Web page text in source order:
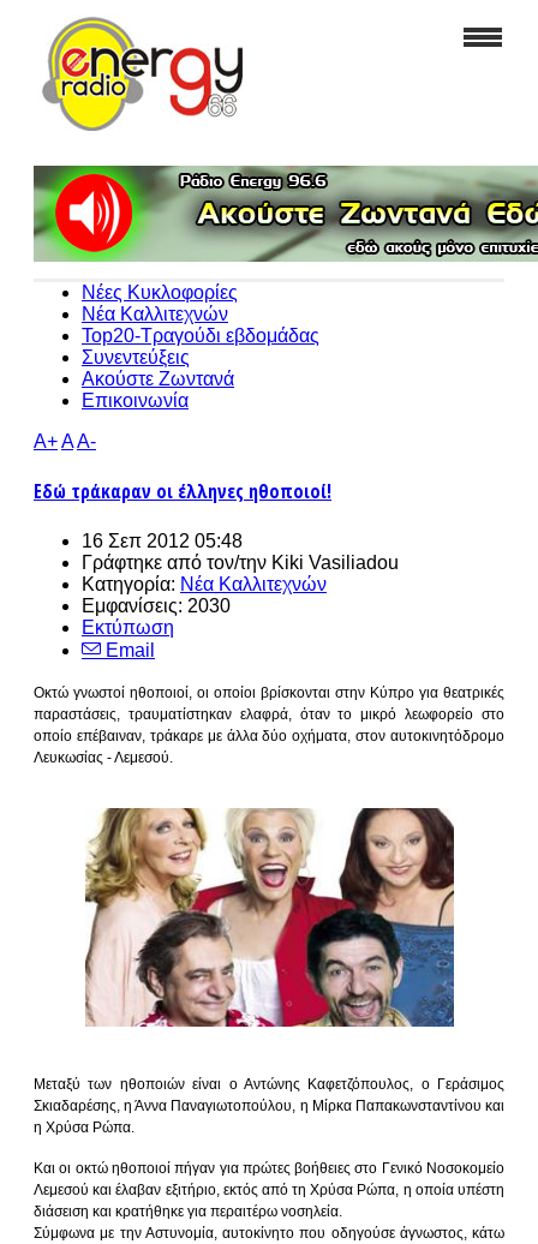
Νέες Κυκλοφορίες
Νέα Καλλιτεχνών
Top20-Τραγούδι εβδομάδας
Συνεντεύξεις
Ακούστε Ζωντανά
Επικοινωνία
A+AA-
Εδώ τράκαραν οι έλληνες ηθοποιοί!
16 Σεπ 2012 05:48
Γράφτηκε από τον/την Kiki Vasiliadou
Κατηγορία: Νέα Καλλιτεχνών
Εμφανίσεις: 2030
Εκτύπωση
Email
Οκτώ γνωστοί ηθοποιοί, οι οποίοι βρίσκονται στην Κύπρο για θεατρικές
παραστάσεις, τραυματίστηκαν ελαφρά, όταν το μικρό λεωφορείο στο
οποίο επέβαιναν, τράκαρε με άλλα δύο οχήματα, στον αυτοκινητόδρομο
Λευκωσίας - Λεμεσού.
Μεταξύ των ηθοποιών είναι ο Αντώνης Καφετζόπουλος, ο Γεράσιμος
Σκιαδαρέσης, η Άννα Παναγιωτοπούλου, η Μίρκα Παπακωνσταντίνου και
η Χρύσα Ρώπα.
Και οι οκτώ ηθοποιοί πήγαν για πρώτες βοήθειες στο Γενικό Νοσοκομείο
Λεμεσού και έλαβαν εξιτήριο, εκτός από τη Χρύσα Ρώπα, η οποία υπέστη
διάσειση και κρατήθηκε για περαιτέρω νοσηλεία.
Σύμφωνα με την Αστυνομία, αυτοκίνητο που οδηγούσε άγνωστος, κάτω